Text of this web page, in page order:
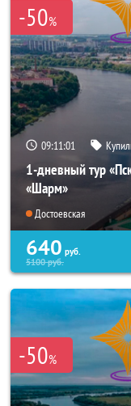
-50%
09:11:00
1-дневный тур
«Шарм»
Достоевская
640 руб.
5100руб.
-50%